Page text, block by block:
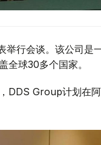
行会谈。该公司是
全球30多个国家。
DDS Group计划在